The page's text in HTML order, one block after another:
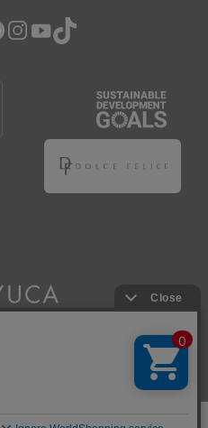
Ltd. All Rights Reserved.